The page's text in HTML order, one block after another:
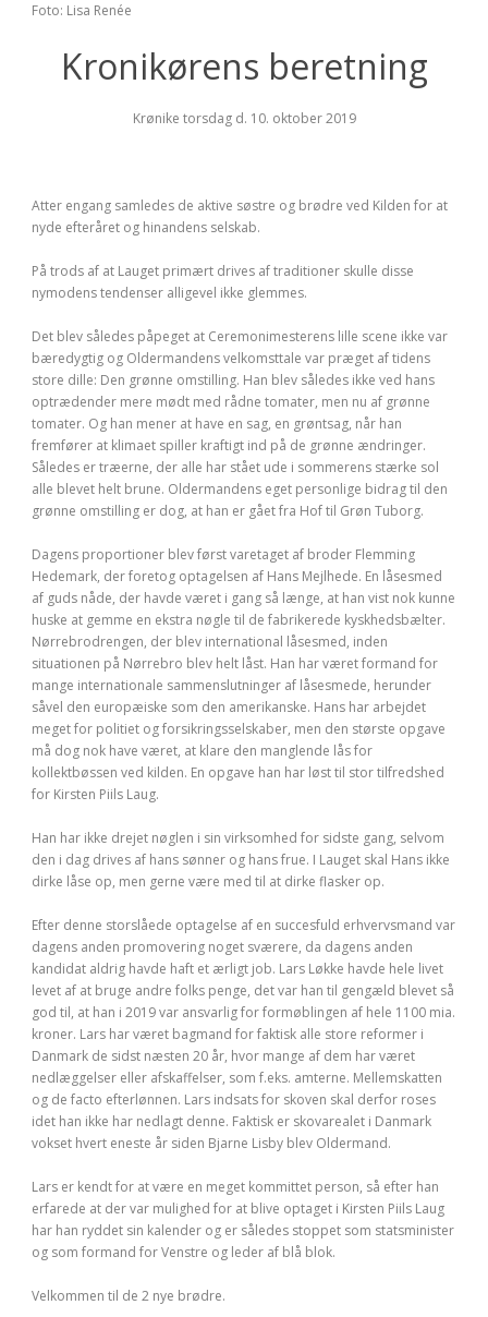
Foto: Lisa Renée
Kronikørens beretning
Krønike torsdag d. 10. oktober 2019
Atter engang samledes de aktive søstre og brødre ved Kilden for at
nyde efteråret og hinandens selskab.
På trods af at Lauget primært drives af traditioner skulle disse
nymodens tendenser alligevel ikke glemmes.
Det blev således påpeget at Ceremonimesterens lille scene ikke var
bæredygtig og Oldermandens velkomsttale var præget af tidens
store dille: Den grønne omstilling. Han blev således ikke ved hans
optrædender mere mødt med rådne tomater, men nu af grønne
tomater. Og han mener at have en sag, en grøntsag, når han
fremfører at klimaet spiller kraftigt ind på de grønne ændringer.
Således er træerne, der alle har stået ude i sommerens stærke sol
alle blevet helt brune. Oldermandens eget personlige bidrag til den
grønne omstilling er dog, at han er gået fra Hof til Grøn Tuborg.
Dagens proportioner blev først varetaget af broder Flemming
Hedemark, der foretog optagelsen af Hans Mejlhede. En låsesmed
af guds nåde, der havde været i gang så længe, at han vist nok kunne
huske at gemme en ekstra nøgle til de fabrikerede kyskhedsbælter.
Nørrebrodrengen, der blev international låsesmed, inden
situationen på Nørrebro blev helt låst. Han har været formand for
mange internationale sammenslutninger af låsesmede, herunder
såvel den europæiske som den amerikanske. Hans har arbejdet
meget for politiet og forsikringsselskaber, men den største opgave
må dog nok have været, at klare den manglende lås for
kollektbøssen ved kilden. En opgave han har løst til stor tilfredshed
for Kirsten Piils Laug.
Han har ikke drejet nøglen i sin virksomhed for sidste gang, selvom
den i dag drives af hans sønner og hans frue. I Lauget skal Hans ikke
dirke låse op, men gerne være med til at dirke flasker op.
Efter denne storslåede optagelse af en succesfuld erhvervsmand var
dagens anden promovering noget sværere, da dagens anden
kandidat aldrig havde haft et ærligt job. Lars Løkke havde hele livet
levet af at bruge andre folks penge, det var han til gengæld blevet så
god til, at han i 2019 var ansvarlig for formøblingen af hele 1100 mia.
kroner. Lars har været bagmand for faktisk alle store reformer i
Danmark de sidst næsten 20 år, hvor mange af dem har været
nedlæggelser eller afskaffelser, som f.eks. amterne. Mellemskatten
og de facto efterlønnen. Lars indsats for skoven skal derfor roses
idet han ikke har nedlagt denne. Faktisk er skovarealet i Danmark
vokset hvert eneste år siden Bjarne Lisby blev Oldermand.
Lars er kendt for at være en meget kommittet person, så efter han
erfarede at der var mulighed for at blive optaget i Kirsten Piils Laug
har han ryddet sin kalender og er således stoppet som statsminister
og som formand for Venstre og leder af blå blok.
Velkommen til de 2 nye brødre.